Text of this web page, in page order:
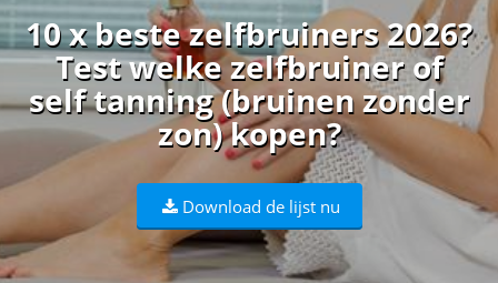
10 x beste zelfbruiners 2026?
Test welke zelfbruiner of
self tanning (bruinen zonder
zon) kopen?
Download de lijst nu